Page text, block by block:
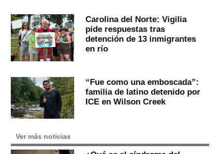
Carolina del Norte: Vigilia
pide respuestas tras
detención de 13 inmigrantes
en río
“Fue como una emboscada”:
familia de latino detenido por
ICE en Wilson Creek
Ver más noticias